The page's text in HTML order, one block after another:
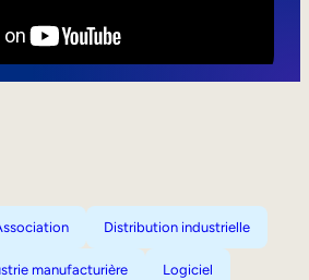
Distribution industrielle
manufacturière Logiciel